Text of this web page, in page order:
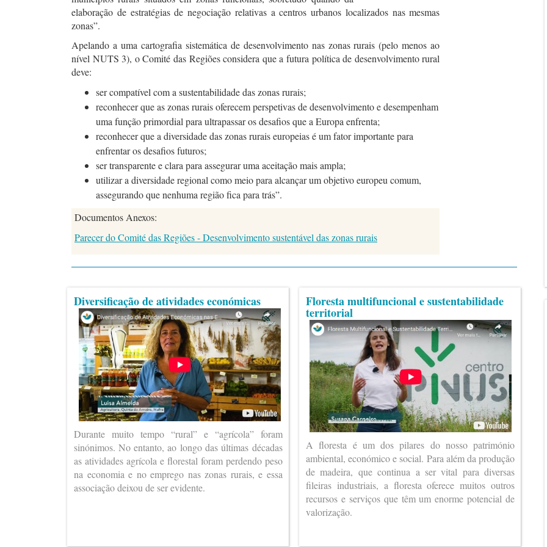
elaboração de estratégias de negociação relativas a centros urbanos localizados nas mesmas
zonas”.
Apelando a uma cartografia sistemática de desenvolvimento nas zonas rurais (pelo menos ao
nível NUTS 3), o Comité das Regiões considera que a futura política de desenvolvimento rural
deve:
ser compatível com a sustentabilidade das zonas rurais;
reconhecer que as zonas rurais oferecem perspetivas de desenvolvimento e desempenham
uma função primordial para ultrapassar os desafios que a Europa enfrenta;
reconhecer que a diversidade das zonas rurais europeias é um fator importante para
enfrentar os desafios futuros;
ser transparente e clara para assegurar uma aceitação mais ampla;
utilizar a diversidade regional como meio para alcançar um objetivo europeu comum,
assegurando que nenhuma região fica para trás”.
Documentos Anexos:
Parecer do Comité das Regiões - Desenvolvimento sustentável das zonas rurais
Diversificação de atividades económicas
Durante muito tempo “rural” e “agrícola” foram
sinónimos. No entanto, ao longo das últimas décadas
as atividades agrícola e florestal foram perdendo peso
na economia e no emprego nas zonas rurais, e essa
associação deixou de ser evidente.
Floresta multifuncional e sustentabilidade
territorial
A floresta é um dos pilares do nosso património
ambiental, económico e social. Para além da produção
de madeira, que continua a ser vital para diversas
fileiras industriais, a floresta oferece muitos outros
recursos e serviços que têm um enorme potencial de
valorização.